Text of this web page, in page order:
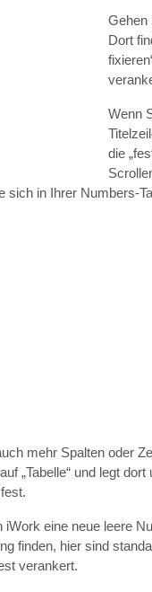
Gehen
Dort
Wenn
die
sich in Ihrer Numbers-
mehr Spalten oder
„Tabelle“ und legt
iWork eine neue leere
finden, hier sind
verankert.